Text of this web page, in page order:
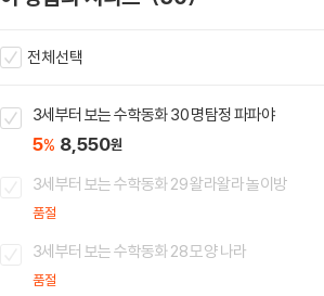
전체선택
3세부터 보는 수학동화 30 명탐정 파파야
5% 8,550원
3세부터 보는 수학동화 29 왈라왈라 놀이방
품절
3세부터 보는 수학동화 28 모양 나라
품절